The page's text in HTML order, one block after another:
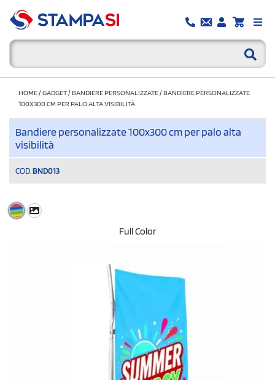
HOME/GADGET/BANDIERE PERSONALIZZATE/BANDIERE PERSONALIZZATE
100X300 CM PER PALO ALTA VISIBILITÀ
Bandiere personalizzate 100x300 cm per palo alta
visibilità
COD. BND013
Full Color